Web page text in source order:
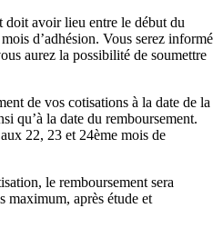
doit avoir lieu entre le début du
d’adhésion. Vous serez informé
aurez la possibilité de soumettre
de vos cotisations à la date de la
qu’à la date du remboursement.
22, 23 et 24ème mois de
le remboursement sera
maximum, après étude et